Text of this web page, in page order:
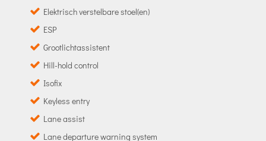
Elektrisch verstelbare stoel(en)
ESP
Grootlichtassistent
Hill-hold control
Isofix
Keyless entry
Lane assist
Lane departure warning system